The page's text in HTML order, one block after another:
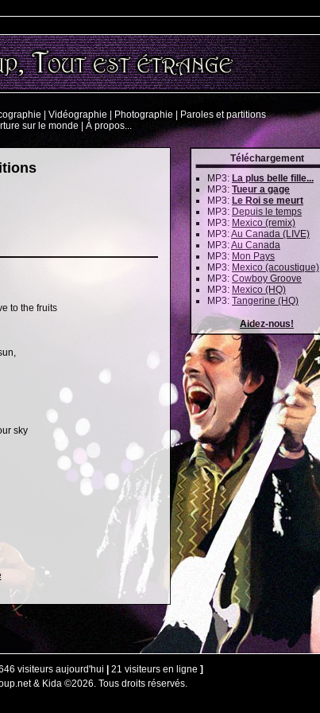
Vidéographie Photographie
Paroles et partitions
sur le monde
À propos...
to the fruits
sky
Téléchargement
MP3: La plus belle fille...
MP3: Tueur a gage
MP3: Le Roi se meurt
MP3: Depuis le temps
MP3: Mexico (remix)
MP3:Au Canada (LIVE)
MP3:Au Canada
MP3: Mon Pays
MP3: Mexico (acoustique)
MP3: Cowboy Groove
MP3: Mexico (HQ)
MP3: Tangerine (HQ)
Aidez-nous!
visiteurs aujourd'hui 21 visiteurs en ligne ]
& Kida ©2026. Tous droits réservés.